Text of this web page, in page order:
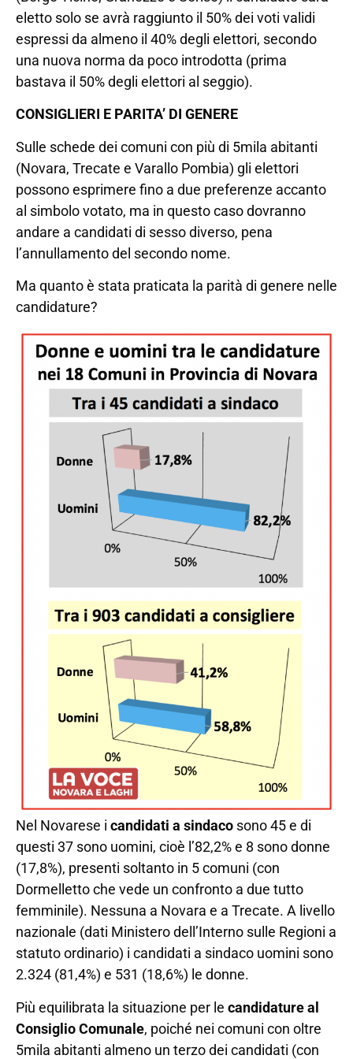
eletto solo se avrà raggiunto il 50% dei voti validi
espressi da almeno il 40% degli elettori, secondo
una nuova norma da poco introdotta (prima
bastava il 50% degli elettori al seggio).
CONSIGLIERI E PARITA’ DI GENERE
Sulle schede dei comuni con più di 5mila abitanti
(Novara, Trecate e Varallo Pombia) gli elettori
possono esprimere fino a due preferenze accanto
al simbolo votato, ma in questo caso dovranno
andare a candidati di sesso diverso, pena
l’annullamento del secondo nome.
Ma quanto è stata praticata la parità di genere nelle
candidature?
Nel Novarese i candidati a sindaco sono 45 e di
questi 37 sono uomini, cioè l’82,2% e 8 sono donne
(17,8%), presenti soltanto in 5 comuni (con
Dormelletto che vede un confronto a due tutto
femminile). Nessuna a Novara e a Trecate. A livello
nazionale (dati Ministero dell’Interno sulle Regioni a
statuto ordinario) i candidati a sindaco uomini sono
2.324 (81,4%) e 531 (18,6%) le donne.
Più equilibrata la situazione per le candidature al
Consiglio Comunale, poiché nei comuni con oltre
5mila abitanti almeno un terzo dei candidati (con